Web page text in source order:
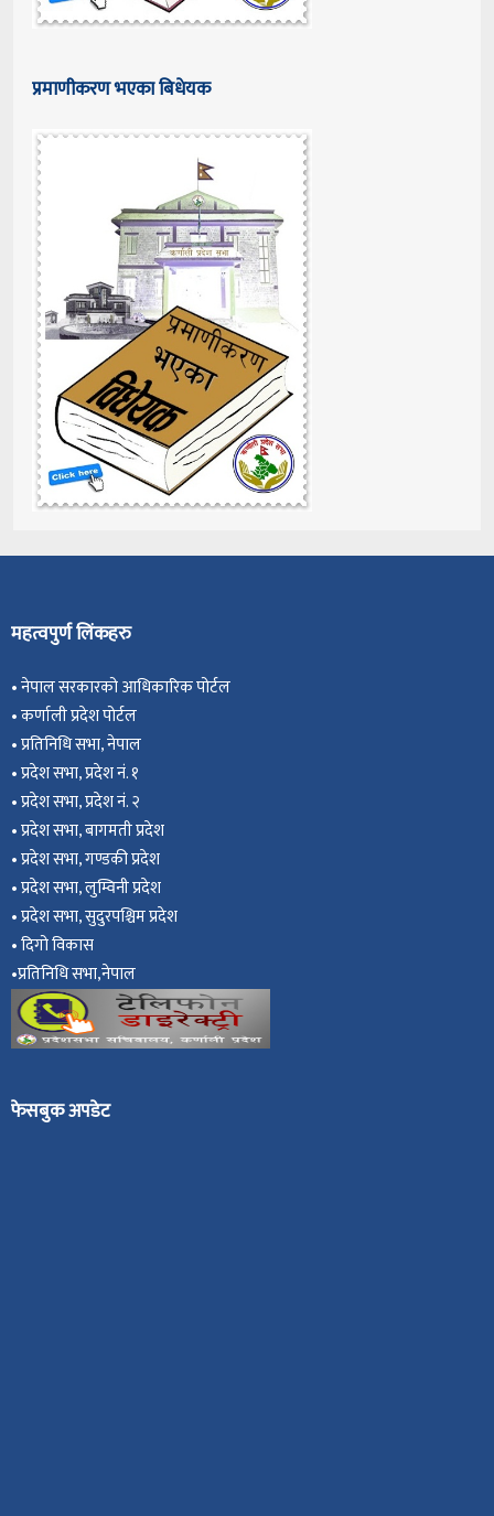
प्रमाणीकरण भएका बिधेयक
महत्वपुर्ण लिंकहरु
•नेपाल सरकारको आधिकारिक पोर्टल
•कर्णाली प्रदेश पोर्टल
•प्रतिनिधि सभा, नेपाल
•प्रदेश सभा, प्रदेश नं. १
•प्रदेश सभा, प्रदेश नं. २
•प्रदेश सभा, बागमती प्रदेश
•प्रदेश सभा, गण्डकी प्रदेश
•प्रदेश सभा, लुम्विनी प्रदेश
•प्रदेश सभा, सुदुरपश्चिम प्रदेश
•दिगो विकास
•प्रतिनिधि सभा,नेपाल
फेसबुक अपडेट